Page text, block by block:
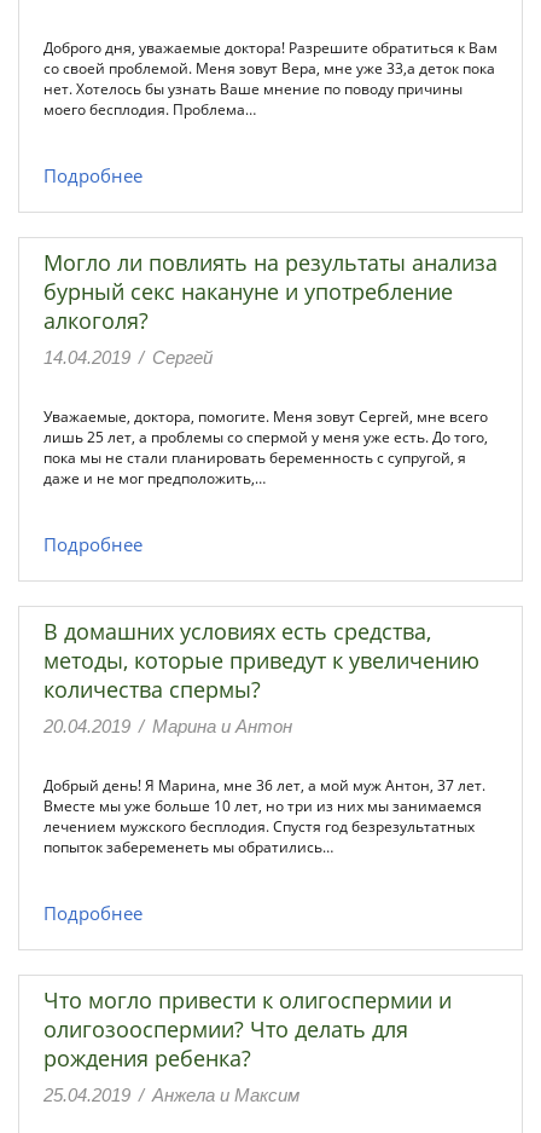
Доброго дня, уважаемые доктора! Разрешите обратиться к Вам
со своей проблемой. Меня зовут Вера, мне уже 33,а деток пока
нет. Хотелось бы узнать Ваше мнение по поводу причины
моего бесплодия. Проблема…
Подробнее
Могло ли повлиять на результаты анализа
бурный секс накануне и употребление
алкоголя?
14.04.2019 / Сергей
Уважаемые, доктора, помогите. Меня зовут Сергей, мне всего
лишь 25 лет, а проблемы со спермой у меня уже есть. До того,
пока мы не стали планировать беременность с супругой, я
даже и не мог предположить,…
Подробнее
В домашних условиях есть средства,
методы, которые приведут к увеличению
количества спермы?
20.04.2019 / Марина и Антон
Добрый день! Я Марина, мне 36 лет, а мой муж Антон, 37 лет.
Вместе мы уже больше 10 лет, но три из них мы занимаемся
лечением мужского бесплодия. Спустя год безрезультатных
попыток забеременеть мы обратились…
Подробнее
Что могло привести к олигоспермии и
олигозооспермии? Что делать для
рождения ребенка?
25.04.2019 / Анжела и Максим